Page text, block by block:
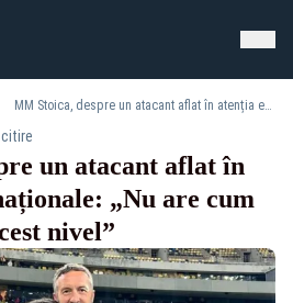
MM Stoica, despre un atacant aflat în atenția echipei naționale: „Nu are cum să confirme la acest nivel”
un atacant aflat în
„Nu are cum
nivel”